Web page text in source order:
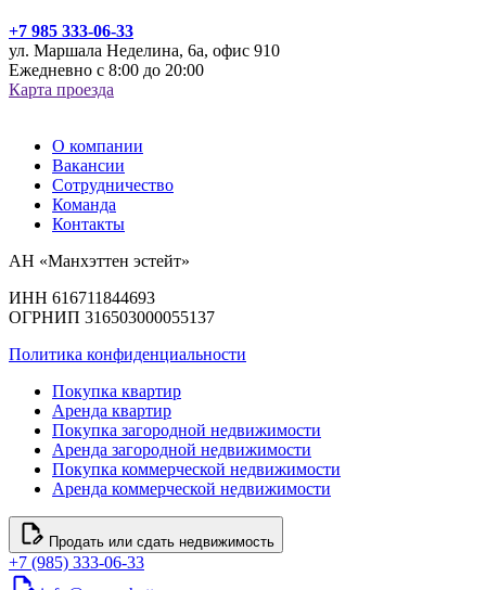
+7 985 333-06-33
ул. Маршала Неделина, 6а, офис 910
Ежедневно с 8:00 до 20:00
Карта проезда
О компании
Вакансии
Сотрудничество
Команда
Контакты
АН «Манхэттен эстейт»
ИНН 616711844693
ОГРНИП 316503000055137
Политика конфиденциальности
Покупка квартир
Аренда квартир
Покупка загородной недвижимости
Аренда загородной недвижимости
Покупка коммерческой недвижимости
Аренда коммерческой недвижимости
Продать или сдать недвижимость
+7 (985) 333-06-33